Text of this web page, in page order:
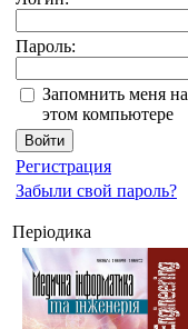
Пароль:
Запомнить меня на
этом компьютере
Регистрация
Забыли свой пароль?
Періодика